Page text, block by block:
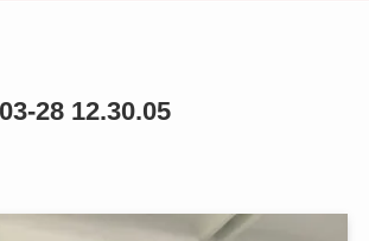
28 12.30.05